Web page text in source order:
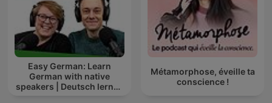
Easy German: Learn
German with native
speakers | Deutsch lernen
Métamorphose, éveille ta
conscience !